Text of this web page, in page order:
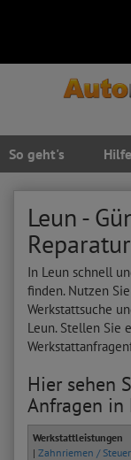
So geht's Hilfe
Leun -
In Leun schnell
finden. Nutzen
Werkstattsuche
Leun. Stellen Sie
Hier sehen
Anfragen in
Werkstattleistungen
| Zahnriemen /